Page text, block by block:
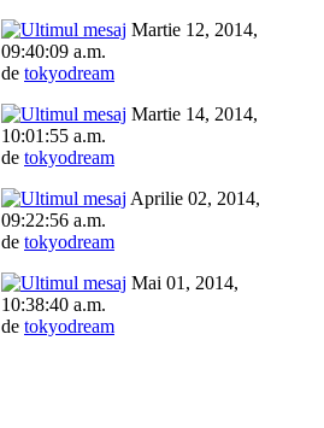
Martie 12, 2014,
09:40:09 a.m.
de tokyodream
Martie 14, 2014,
10:01:55 a.m.
de tokyodream
Aprilie 02, 2014,
09:22:56 a.m.
de tokyodream
Mai 01, 2014,
10:38:40 a.m.
de tokyodream